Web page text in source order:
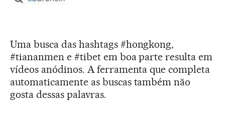
Uma busca das hashtags #hongkong,
#tiananmen e #tibet em boa parte resulta em
vídeos anódinos. A ferramenta que completa
automaticamente as buscas também não
gosta dessas palavras.